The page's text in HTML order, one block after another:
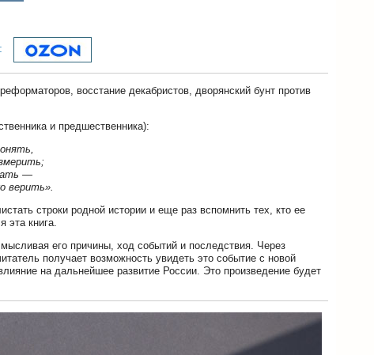
:
восстание декабристов, дворянский бунт против
и предшественника):
—
верить».
строки родной истории и еще раз вспомнить тех, кто ее
эта книга.
его причины, ход событий и последствия. Через
получает возможность увидеть это событие с новой
на дальнейшее развитие России. Это произведение будет